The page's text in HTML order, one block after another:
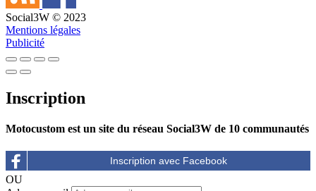
Social3W © 2023
Mentions légales
Publicité
Inscription
Motocustom est un site du réseau Social3W de 10 communautés
OU